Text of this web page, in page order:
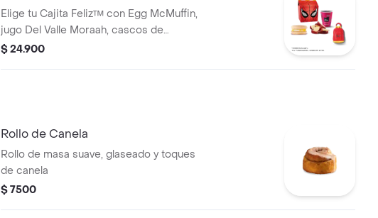
Elige tu Cajita Feliz™ con Egg McMuffin,
jugo Del Valle Moraah, cascos de
manzana y juguete.
$ 24.900
Rollo de Canela
Rollo de masa suave, glaseado y toques
de canela
$ 7500